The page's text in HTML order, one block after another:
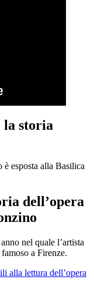
la storia
esposta alla Basilica
dell’opera
nel quale l’artista
a Firenze.
alla lettura dell’opera